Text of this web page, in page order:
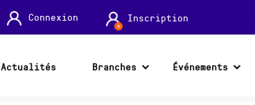
Connexion Inscription
Actualités Branches Événements